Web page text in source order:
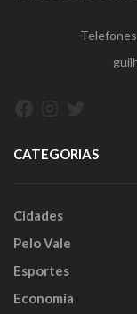
CATEGORIAS
Cidades
Pelo Vale
Esportes
Economia